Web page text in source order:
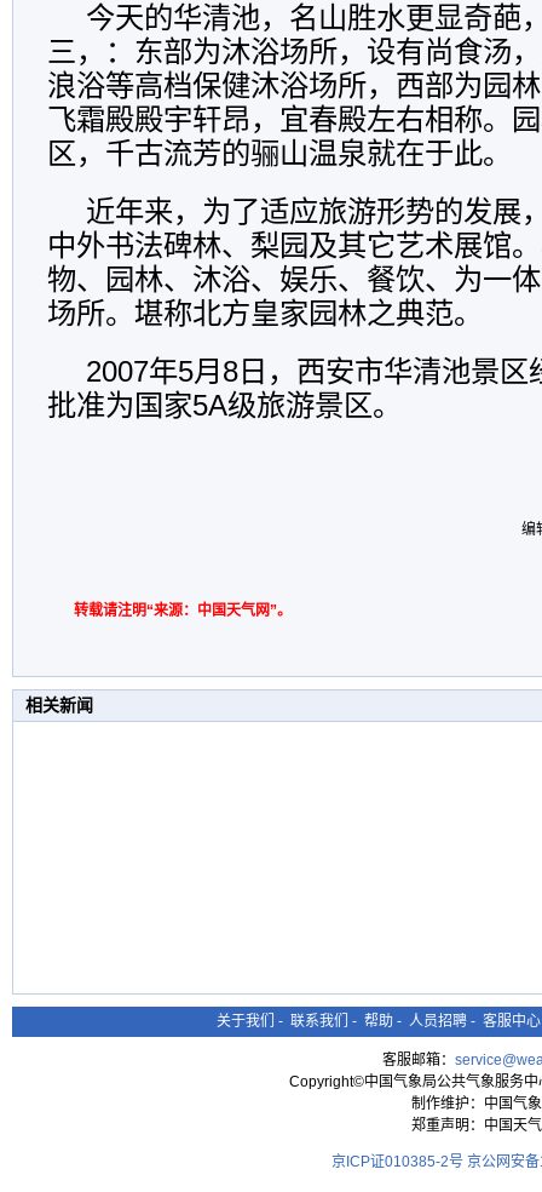
今天的华清池，名山胜水更显奇葩
三，：东部为沐浴场所，设有尚食汤
浪浴等高档保健沐浴场所，西部为园
飞霜殿殿宇轩昂，宜春殿左右相称。
区，千古流芳的骊山温泉就在于此。
近年来，为了适应旅游形势的发展
中外书法碑林、梨园及其它艺术展馆
物、园林、沐浴、娱乐、餐饮、为一
场所。堪称北方皇家园林之典范。
2007年5月8日，西安市华清池景区
批准为国家5A级旅游景区。
编
转载请注明“来源：中国天气网”。
相关新闻
关于我们 - 联系我们 - 帮助 - 人员招聘 - 客服中心
客服邮箱：
Copyright©中国气象局公共气象服务
制作维护：中国气
郑重声明：中国天
京ICP证010385-2号 京公网安